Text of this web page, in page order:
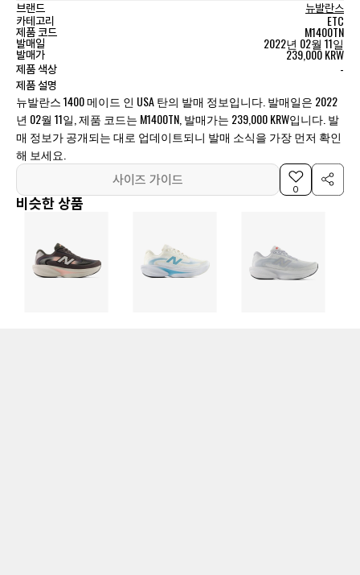
브랜드
뉴발란스
카테고리
ETC
제품 코드 M1400TN
발매일 2022년 02월 11일
발매가 239,000 KRW
제품 색상 -
제품 설명
뉴발란스 1400 메이드 인 USA 탄의 발매 정보입니다. 발매일은 2022
년 02월 11일, 제품 코드는 M1400TN, 발매가는 239,000 KRW입니다. 발
매 정보가 공개되는 대로 업데이트되니 발매 소식을 가장 먼저 확인
해 보세요.
사이즈 가이드
0
비슷한 상품